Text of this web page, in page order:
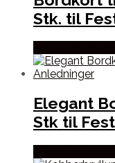
Stk. til
Elegant
Stk til